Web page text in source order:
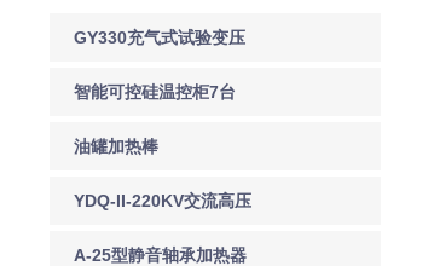
GY330充气式试验变压
器
智能可控硅温控柜7台
120kw
油罐加热棒
YDQ-II-220KV交流高压
声光验电器
A-25型静音轴承加热器